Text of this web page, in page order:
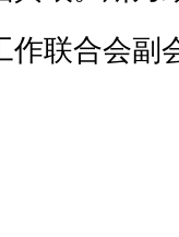
联合会副